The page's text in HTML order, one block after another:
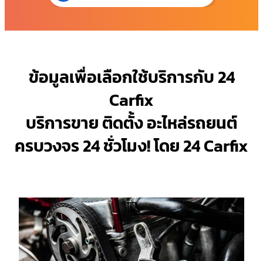
ข้อมูลเพื่อเลือกใช้บริการกับ 24
Carfix
บริการขาย ติดตั้ง อะไหล่รถยนต์
ครบวงจร 24 ชั่วโมง! โดย 24 Carfix